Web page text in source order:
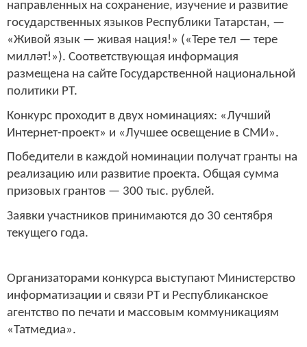
направленных на сохранение, изучение и развитие
государственных языков Республики Татарстан, —
«Живой язык — живая нация!» («Тере тел — тере
милләт!»). Соответствующая информация
размещена на сайте Государственной национальной
политики РТ.
Конкурс проходит в двух номинациях: «Лучший
Интернет-проект» и «Лучшее освещение в СМИ».
Победители в каждой номинации получат гранты на
реализацию или развитие проекта. Общая сумма
призовых грантов — 300 тыс. рублей.
Заявки участников принимаются до 30 сентября
текущего года.
Организаторами конкурса выступают Министерство
информатизации и связи РТ и Республиканское
агентство по печати и массовым коммуникациям
«Татмедиа».